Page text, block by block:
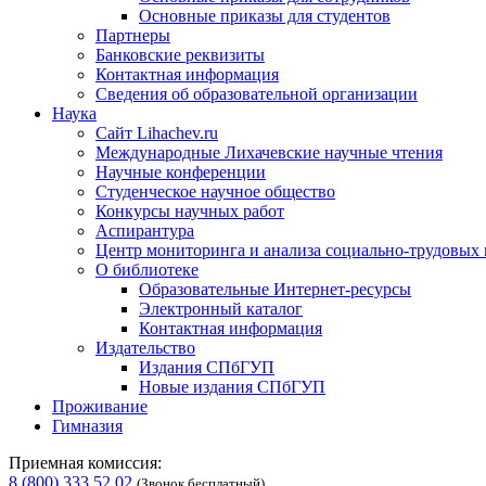
Основные приказы для студентов
Партнеры
Банковские реквизиты
Контактная информация
Сведения об образовательной организации
Наука
Сайт Lihachev.ru
Международные Лихачевские научные чтения
Научные конференции
Студенческое научное общество
Конкурсы научных работ
Аспирантура
Центр мониторинга и анализа социально-трудовых
О библиотеке
Образовательные Интернет-ресурсы
Электронный каталог
Контактная информация
Издательство
Издания СПбГУП
Новые издания СПбГУП
Проживание
Гимназия
Приемная комиссия:
8 (800) 333 52 02